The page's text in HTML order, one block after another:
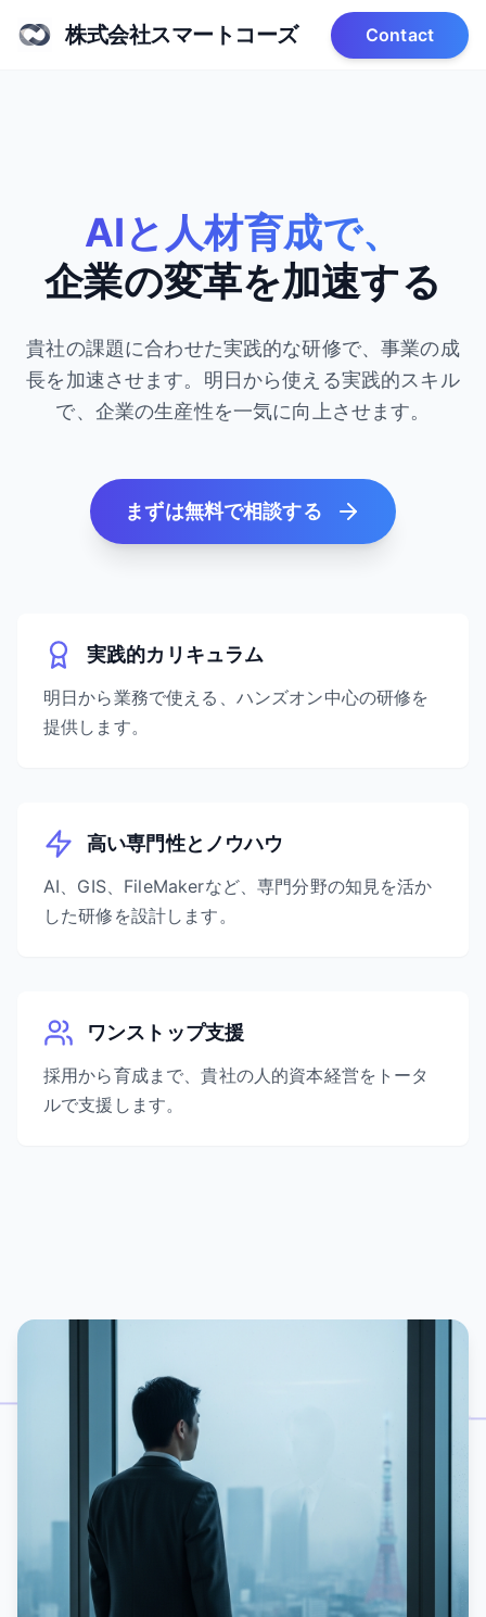
株式会社スマートコーズ Contact
AIと人材育成で、
企業の変革を加速する
貴社の課題に合わせた実践的な研修で、事業の成
長を加速させます。 明日から使える実践的スキル
で、企業の生産性を一気に向上させます。
まずは無料で相談する
実践的カリキュラム
明日から業務で使える、ハンズオン中心の研修を
提供します。
高い専門性とノウハウ
AI、GIS、FileMakerなど、専門分野の知見を活か
した研修を設計します。
ワンストップ支援
採用から育成まで、貴社の人的資本経営をトータ
ルで支援します。